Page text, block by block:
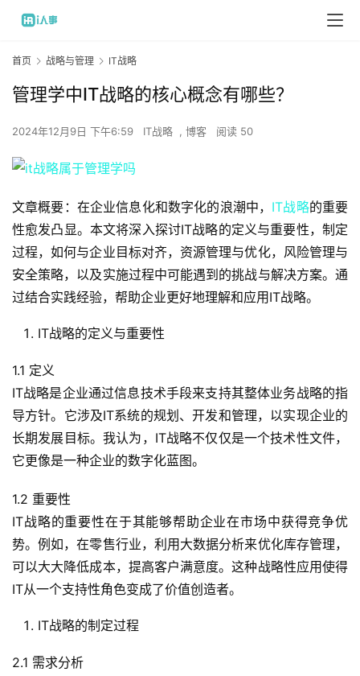
首页 战略与管理 IT战略
管理学中IT战略的核心概念有哪些？
2024年12月9日 下午6:59 IT战略 , 博客 阅读 50
文章概要：在企业信息化和数字化的浪潮中， IT战略的重要
性愈发凸显。本文将深入探讨IT战略的定义与重要性，制定
过程，如何与企业目标对齐，资源管理与优化，风险管理与
安全策略，以及实施过程中可能遇到的挑战与解决方案。通
过结合实践经验，帮助企业更好地理解和应用IT战略。
IT战略的定义与重要性
1.1 定义
IT战略是企业通过信息技术手段来支持其整体业务战略的指
导方针。它涉及IT系统的规划、开发和管理，以实现企业的
长期发展目标。我认为，IT战略不仅仅是一个技术性文件，
它更像是一种企业的数字化蓝图。
1.2 重要性
IT战略的重要性在于其能够帮助企业在市场中获得竞争优
势。例如，在零售行业，利用大数据分析来优化库存管理，
可以大大降低成本，提高客户满意度。这种战略性应用使得
IT从一个支持性角色变成了价值创造者。
IT战略的制定过程
2.1 需求分析